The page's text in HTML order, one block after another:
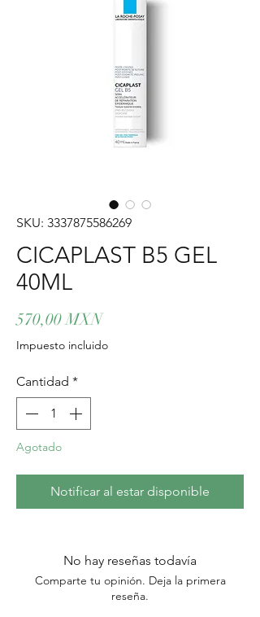
SKU: 3337875586269
CICAPLAST B5 GEL
40ML
570,00 MXNPrecio
Impuesto incluido
Cantidad *
Agotado
Notificar al estar disponible
No hay reseñas todavía
Comparte tu opinión. Deja la primera
reseña.